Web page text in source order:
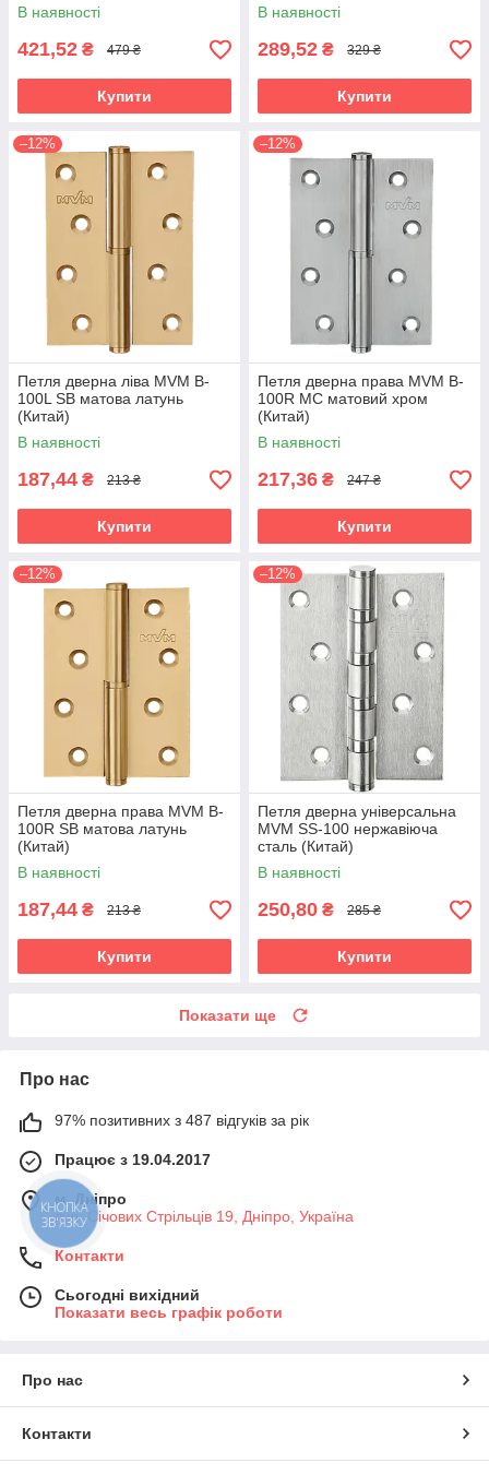
В наявності
421,52 ₴ 479 ₴
Купити
В наявності
289,52 ₴ 329 ₴
Купити
–12%
Петля дверна ліва MVM B-
100L SB матова латунь
(Китай)
В наявності
187,44 ₴ 213 ₴
Купити
–12%
Петля дверна права MVM B-
100R MC матовий хром
(Китай)
В наявності
217,36 ₴ 247 ₴
Купити
–12%
Петля дверна права MVM B-
100R SB матова латунь
(Китай)
В наявності
187,44 ₴ 213 ₴
Купити
–12%
Петля дверна універсальна
MVM SS-100 нержавіюча
сталь (Китай)
В наявності
250,80 ₴ 285 ₴
Купити
Показати ще
Про нас
97% позитивних з 487 відгуків за рік
Працює з 19.04.2017
м. Дніпро
вул. Січових Стрільців 19, Дніпро, Україна
Контакти
Сьогодні вихідний
Показати весь графік роботи
Про нас
Контакти
КНОПКА
ЗВ'ЯЗКУ